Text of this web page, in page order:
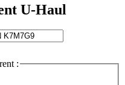
U-Haul
: